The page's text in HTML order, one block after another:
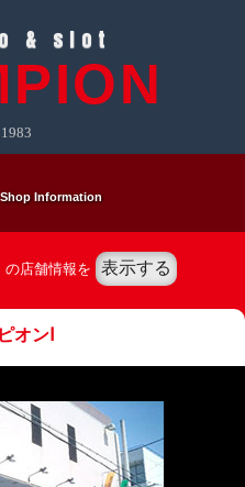
& slot
Shop Information
の店舗情報を
オンⅠ